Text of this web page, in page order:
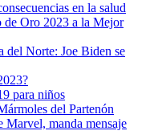
en la salud
Oro 2023 a la Mejor
del Norte: Joe Biden se
para niños
del Partenón
Marvel, manda mensaje